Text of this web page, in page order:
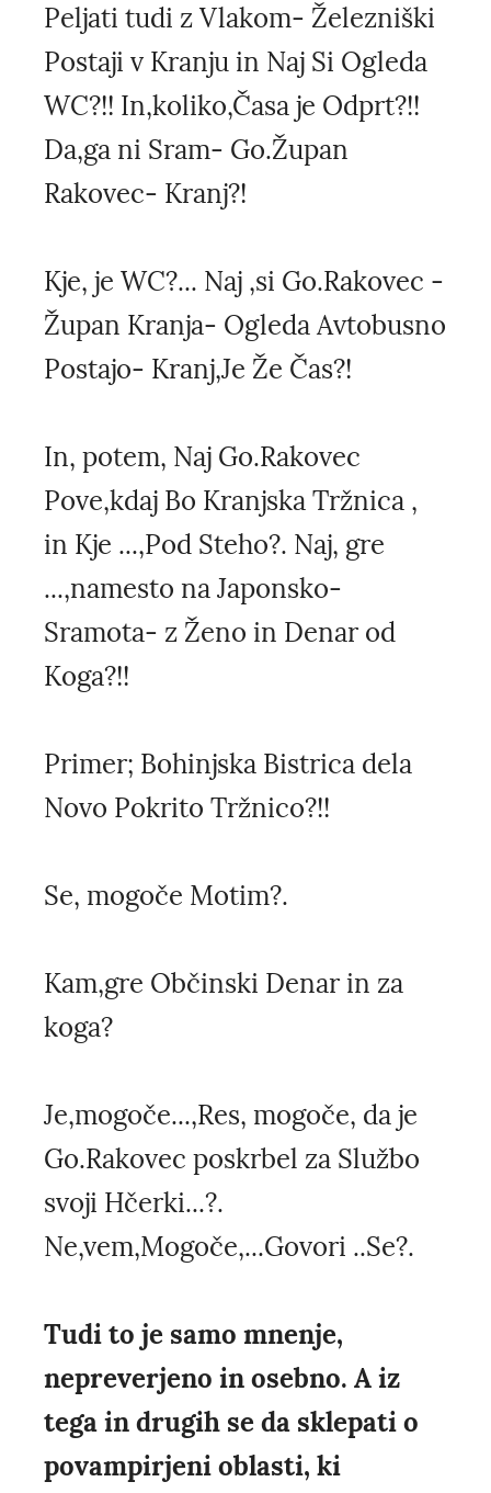
Peljati tudi z Vlakom- Železniški
Postaji v Kranju in Naj Si Ogleda
WC?!! In,koliko,Časa je Odprt?!!
Da,ga ni Sram- Go.Župan
Rakovec- Kranj?!
Kje, je WC?... Naj ,si Go.Rakovec -
Župan Kranja- Ogleda Avtobusno
Postajo- Kranj,Je Že Čas?!
In, potem, Naj Go.Rakovec
Pove,kdaj Bo Kranjska Tržnica ,
in Kje ...,Pod Steho?. Naj, gre
...,namesto na Japonsko-
Sramota- z Ženo in Denar od
Koga?!!
Primer; Bohinjska Bistrica dela
Novo Pokrito Tržnico?!!
Se, mogoče Motim?.
Kam,gre Občinski Denar in za
koga?
Je,mogoče...,Res, mogoče, da je
Go.Rakovec poskrbel za Službo
svoji Hčerki...?.
Ne,vem,Mogoče,...Govori ..Se?.
Tudi to je samo mnenje,
nepreverjeno in osebno. A iz
tega in drugih se da sklepati o
povampirjeni oblasti, ki